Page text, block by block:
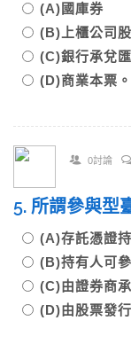
(A)國庫券
(B)上櫃公司
(C)銀行承兌
(D)商業本票。
0討論
5. 所謂參與型
(A)存託憑證
(B)持有人可
(C)由證券商
(D)由股票發